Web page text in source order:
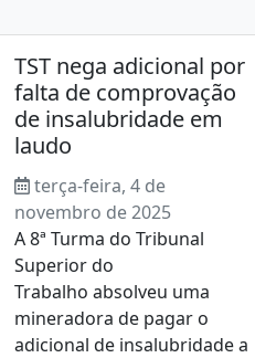
TST nega adicional por
falta de comprovação
de insalubridade em
laudo
terça-feira, 4 de
novembro de 2025
A 8ª Turma do Tribunal
Superior do
Trabalho absolveu uma
mineradora de pagar o
adicional de insalubridade a